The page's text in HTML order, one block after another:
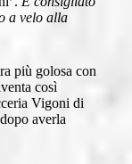
a velo alla
più golosa con
così
Vigoni di
averla